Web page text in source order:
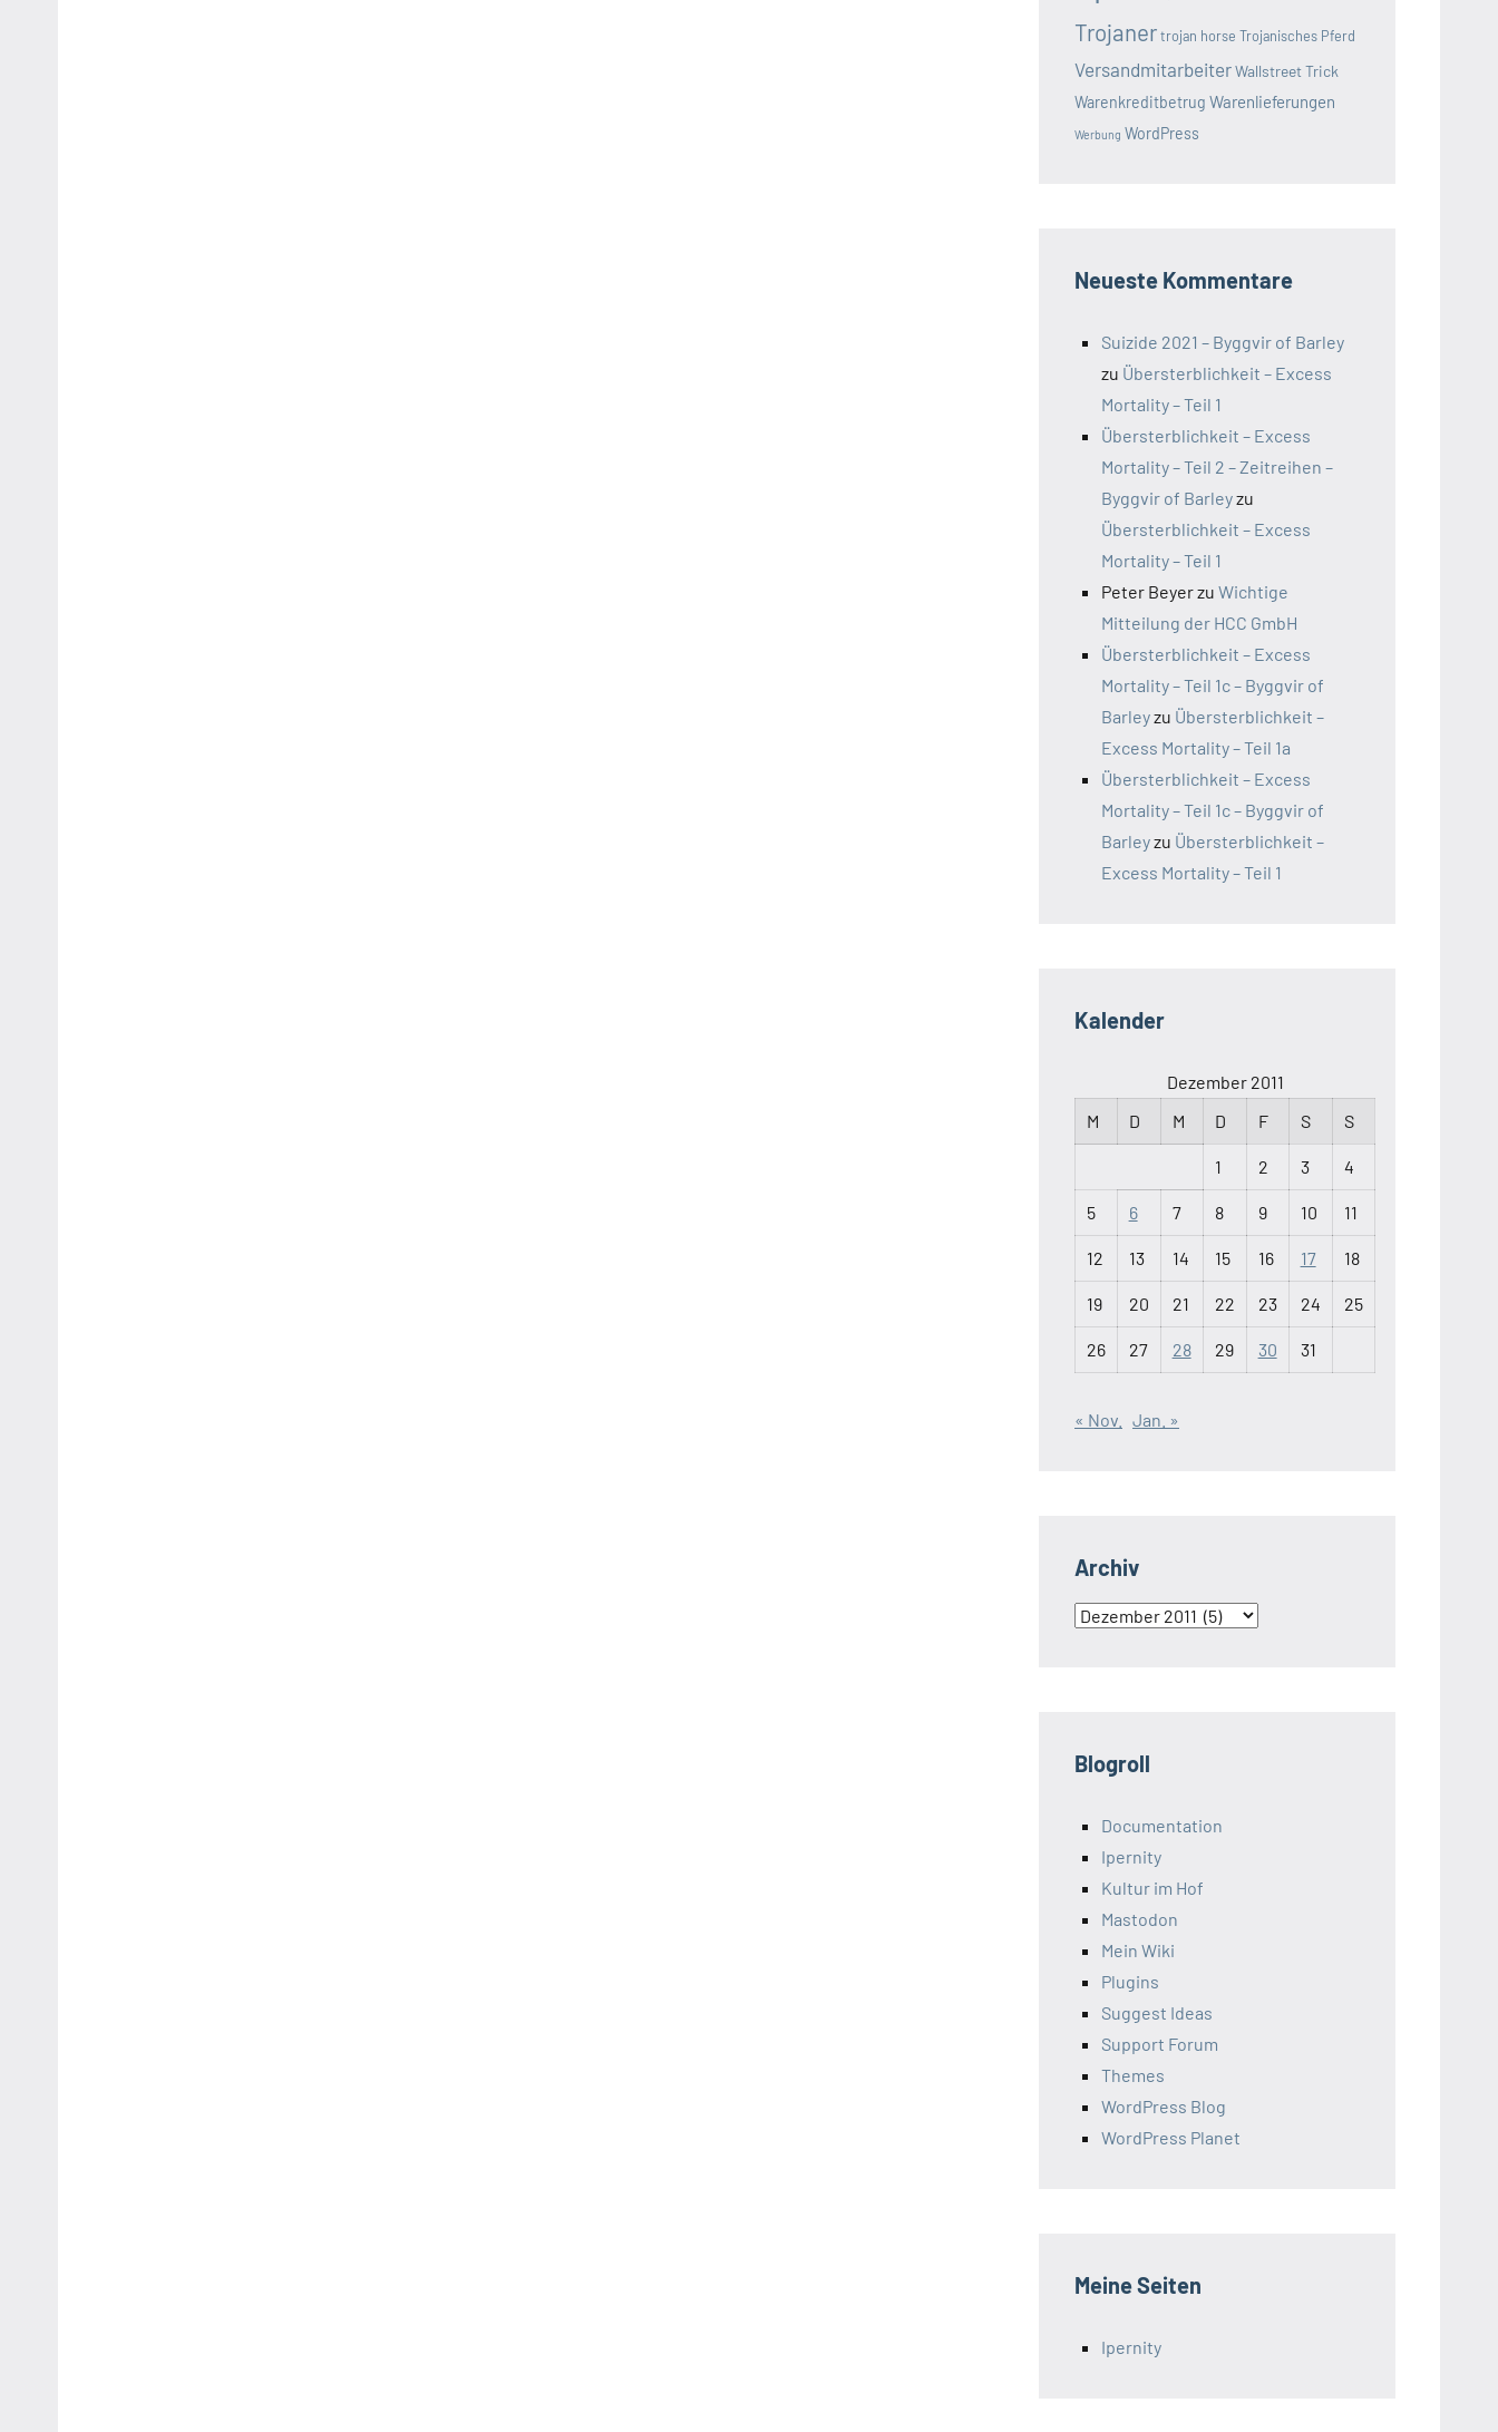
Trojanertrojan horse Trojanisches Pferd
VersandmitarbeiterWallstreet Trick
Warenkreditbetrug Warenlieferungen
Werbung WordPress
Neueste Kommentare
Suizide 2021 – Byggvir of Barley
zu Übersterblichkeit – Excess
Mortality – Teil 1
Übersterblichkeit – Excess
Mortality – Teil 2 – Zeitreihen –
Byggvir of Barleyzu
Übersterblichkeit – Excess
Mortality – Teil 1
Peter Beyerzu Wichtige
Mitteilung der HCC GmbH
Übersterblichkeit – Excess
Mortality – Teil 1c – Byggvir of
Barleyzu Übersterblichkeit –
Excess Mortality – Teil 1a
Übersterblichkeit – Excess
Mortality – Teil 1c – Byggvir of
Barleyzu Übersterblichkeit –
Excess Mortality – Teil 1
Kalender
Dezember 2011
M
D M D F S S
1 2 3 4
5 6 7 8 9 10 11
12 13 14 15 16 17 18
19 20 21 22 23 24 25
26 27 28 29 30 31
« Nov. Jan. »
Archiv
Archiv
Blogroll
Documentation
Ipernity
Kultur im Hof
Mastodon
Mein Wiki
Plugins
Suggest Ideas
Support Forum
Themes
WordPress Blog
WordPress Planet
Meine Seiten
Ipernity